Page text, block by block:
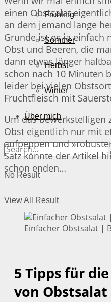
Frühling
Sommer
Herbst
Winter
Über mich
No Result
View All Result
einen Obstsalat
an dem jemand lange
Grunde ist es ja einfach
Obst und Beeren, die
dann etwas länger
schon nach 10 Minuten
leider bei vielen
Fruchtfleisch mit
Um das bewerkstelligen
Obst eigentlich nur mit
aufpeppen und
Satz könnte der Artikel
schon enden…
Einfacher Obstsalat |
5 Tipps für
von Obstsalat